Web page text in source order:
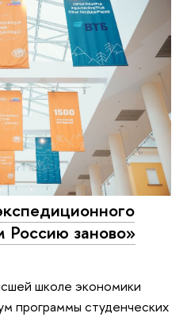
Россию заново»
школе экономики
программы студенческих